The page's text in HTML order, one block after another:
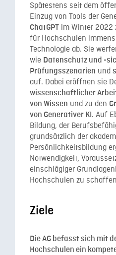
Spätestens seit dem
Einzug von Tools der
ChatGPT im Winter 2022
für Hochschulen
Technologie ab. Sie
wie Datenschutz und -
Prüfungsszenarien und
auf. Dabei eröffnen sie
wissenschaftlicher
von Wissen und zu den
von Generativer KI . Auf
Bildung, der
grundsätzlich der
Persönlichkeitsbildung
Notwendigkeit,
einschlägiger
Hochschulen zu
Ziele
Die AG befasst sich mit
Hochschulen ein